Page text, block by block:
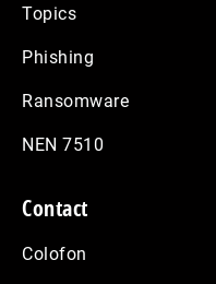
Topics
Phishing
Ransomware
NEN 7510
Contact
Colofon